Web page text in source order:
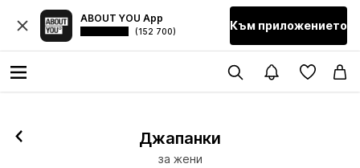
ABOUT YOU App
(152 700) Към приложението
Джапанки
за жени